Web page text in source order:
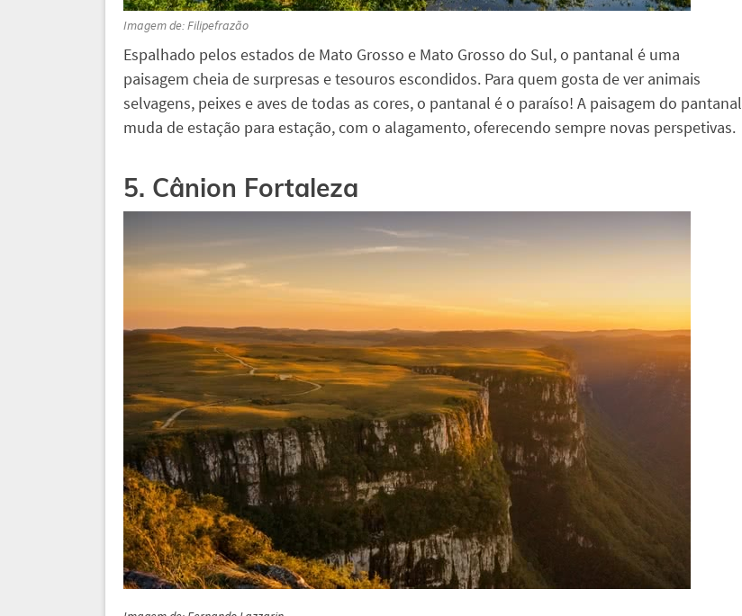
Imagem de: Filipefrazão
Espalhado pelos estados de Mato Grosso e Mato Grosso do Sul, o pantanal é uma
paisagem cheia de surpresas e tesouros escondidos. Para quem gosta de ver animais
selvagens, peixes e aves de todas as cores, o pantanal é o paraíso! A paisagem do pantanal
muda de estação para estação, com o alagamento, oferecendo sempre novas perspetivas.
5. Cânion Fortaleza